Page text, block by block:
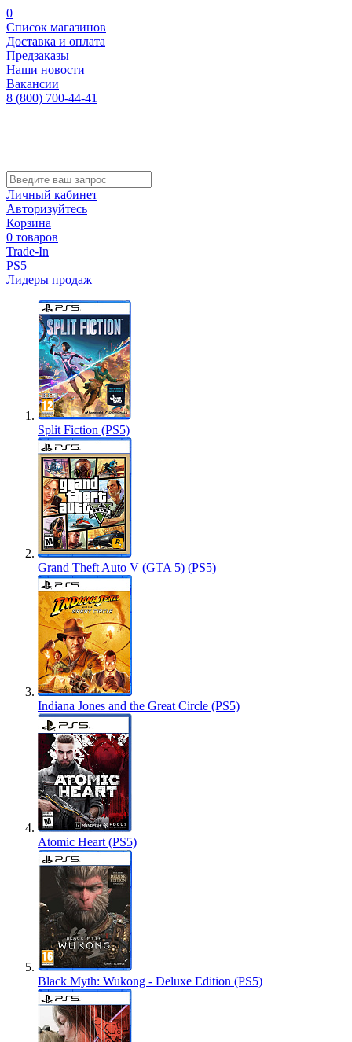
0
Список магазинов
Доставка и оплата
Предзаказы
Наши новости
Вакансии
8 (800) 700-44-41
Личный кабинет
Авторизуйтесь
Корзина
0 товаров
Trade-In
PS5
Лидеры продаж
Split Fiction (PS5)
Grand Theft Auto V (GTA 5) (PS5)
Indiana Jones and the Great Circle (PS5)
Atomic Heart (PS5)
Black Myth: Wukong - Deluxe Edition (PS5)